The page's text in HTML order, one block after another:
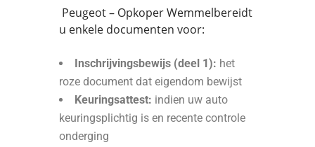
Peugeot – Opkoper Wemmelbereidt
u enkele documenten voor:
Inschrijvingsbewijs (deel 1): het
roze document dat eigendom bewijst
Keuringsattest: indien uw auto
keuringsplichtig is en recente controle
onderging